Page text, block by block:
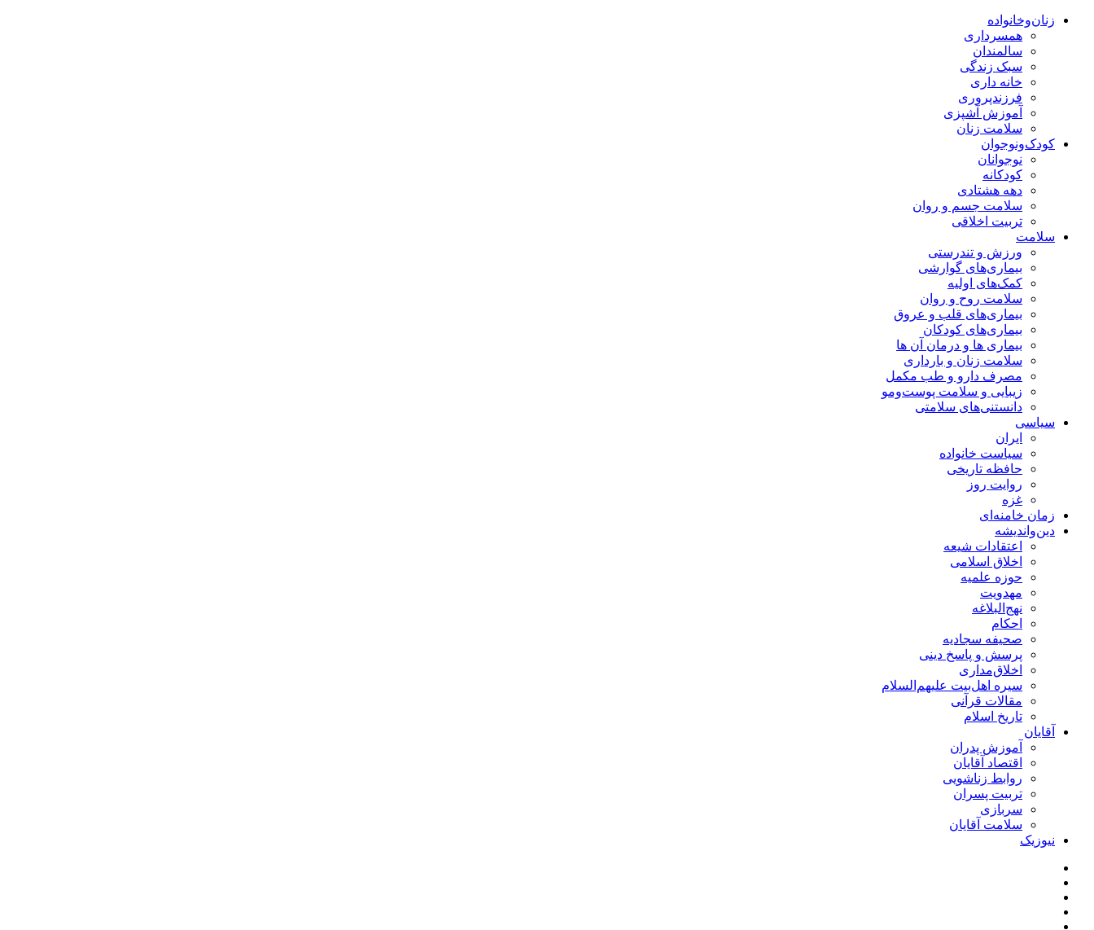
زنان‌وخانواده
همسرداری
سالمندان
سبک زندگی
خانه داری
فرزندپروری
آموزش آشپزی
سلامت زنان
کودک‌ونوجوان
نوجوانان
کودکانه
دهه هشتادی
سلامت جسم و روان
تربیت اخلاقی
سلامت
ورزش و تندرستی
بیماری‌های گوارشی
کمک‌های اولیه
سلامت روح و روان
بیماری‌های قلب و عروق
بیماری‌های کودکان
بیماری ها و درمان آن ها
سلامت زنان و بارداری
مصرف دارو و طب مکمل
زیبایی و سلامت پوست‌ومو
دانستنی‌های سلامتی
سیاسی
ایران
سیاست خانواده
حافظه تاریخی
روایت روز
غزه
زمان خامنه‌ای
دین‌واندیشه
اعتقادات شیعه
اخلاق اسلامی
حوزه علمیه
مهدویت
نهج‌البلاغه
احکام
صحیفه سجادیه
پرسش و پاسخ دینی
اخلاق‌مداری
سیره اهل‌بیت علیهم‌السلام
مقالات قرآنی
تاریخ اسلام
آقایان
آموزش پدران
اقتصاد آقایان
روابط زناشویی
تربیت پسران
سربازی
سلامت آقایان
نیوزیک